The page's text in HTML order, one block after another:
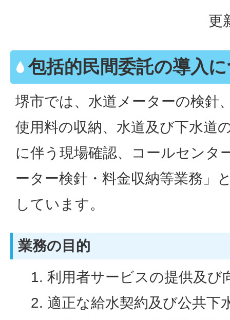
更
包括的民間委託の導入
堺市では、水道メーターの検針
使用料の収納、水道及び下水道
に伴う現場確認、コールセンタ
ーター検針・料金収納等業務」
しています。
業務の目的
利用者サービスの提供及び
適正な給水契約及び公共下